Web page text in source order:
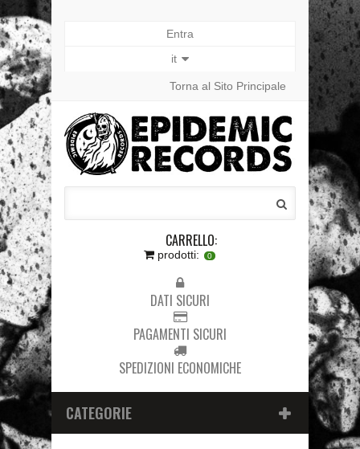
Entra
it
Torna al Sito Principale
CARRELLO:
prodotti: 0
DATI SICURI
PAGAMENTI SICURI
SPEDIZIONI ECONOMICHE
CATEGORIE